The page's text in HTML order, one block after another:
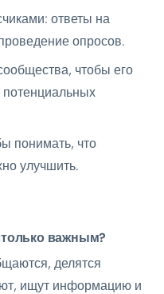
ответы на
опросов.
чтобы его
понимать, что
улучшить.
важным?
делятся
ищут информацию и